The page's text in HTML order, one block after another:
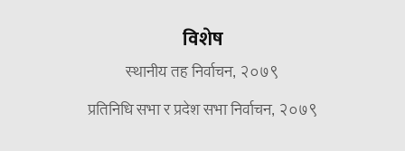
विशेष
स्थानीय तह निर्वाचन, २०७९
प्रतिनिधि सभा र प्रदेश सभा निर्वाचन, २०७९